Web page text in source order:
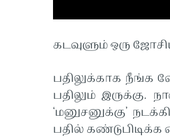
கடவுளும் ஒரு
பதிலுக்காக நீங்க
பதிலும் இருக்கு.
‘மனுசனுக்கு’
பதில்